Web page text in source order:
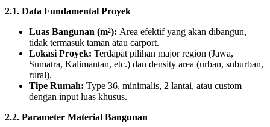
2.1. Data Fundamental Proyek
Luas Bangunan (m²): Area efektif yang akan dibangun,
tidak termasuk taman atau carport.
Lokasi Proyek: Terdapat pilihan major region (Jawa,
Sumatra, Kalimantan, etc.) dan density area (urban, suburban,
rural).
Tipe Rumah: Type 36, minimalis, 2 lantai, atau custom
dengan input luas khusus.
2.2. Parameter Material Bangunan